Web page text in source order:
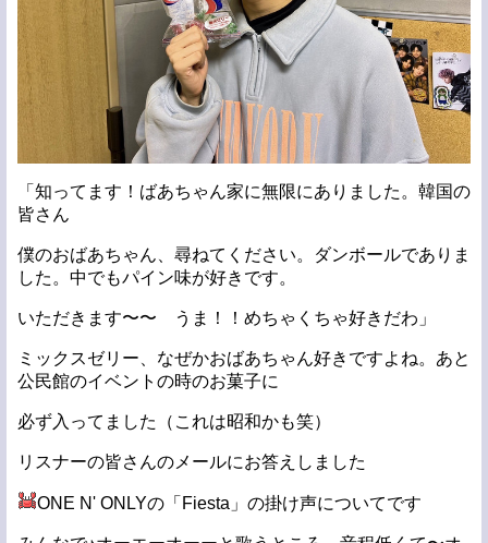
「知ってます！ばあちゃん家に無限にありました。韓国の
皆さん
僕のおばあちゃん、尋ねてください。ダンボールでありま
した。中でもパイン味が好きです。
いただきます〜〜 うま！！めちゃくちゃ好きだわ」
ミックスゼリー、なぜかおばあちゃん好きですよね。あと
公民館のイベントの時のお菓子に
必ず入ってました（これは昭和かも笑）
リスナーの皆さんのメールにお答えしました
ONE N' ONLYの「Fiesta」の掛け声についてです